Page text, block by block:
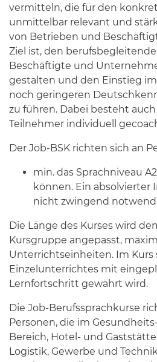
vermitteln, die für den
unmittelbar relevant und
von Betrieben und
Ziel ist, den
Beschäftigte und
gestalten und den Einstieg
noch geringeren
zu führen. Dabei besteht
Teilnehmer individuell
Der Job-BSK richten sich an
min. das Sprachniveau
können. Ein absolvierter
nicht zwingend
Die Länge des Kurses wird
Kursgruppe angepasst,
Unterrichtseinheiten. Im Kurs
Einzelunterrichtes mit
Lernfortschritt gewährt wird.
Die Job-Berufssprachkurse
Personen, die im
Bereich, Hotel- und
Logistik, Gewerbe und